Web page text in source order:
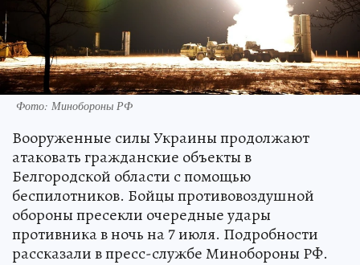
Фото: Минобороны РФ
Вооруженные силы Украины продолжают
атаковать гражданские объекты в
Белгородской области с помощью
беспилотников. Бойцы противовоздушной
обороны пресекли очередные удары
противника в ночь на 7 июля. Подробности
рассказали в пресс-службе Минобороны РФ.